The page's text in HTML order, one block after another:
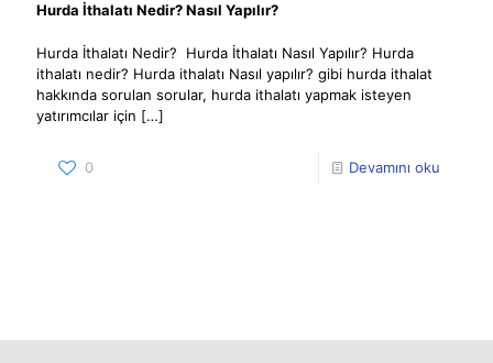
Hurda İthalatı Nedir? Nasıl Yapılır?
Hurda İthalatı Nedir? Hurda İthalatı Nasıl Yapılır? Hurda
ithalatı nedir? Hurda ithalatı Nasıl yapılır? gibi hurda ithalat
hakkında sorulan sorular, hurda ithalatı yapmak isteyen
yatırımcılar için […]
0 Devamını oku